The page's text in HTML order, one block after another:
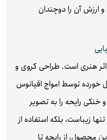
ارزش آن را دوچندان
هنری است. طراحی کروی و
توسط امواج اقیانوس
رایحه را به تصویر
زیباست، بلکه استفاده از
محصول، از رایحه تا